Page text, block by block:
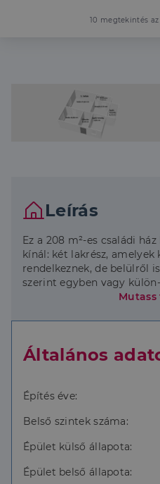
10 megtekintés
Leírás
Ez a 208 m²-es családi
kínál: két lakrész, amelyek
rendelkeznek, de belülről
szerint egyben vagy
világos, tágas helyiségek
önálló lakóegységként,
vagy otthoni
tereket kínál, ahol a
számára.
Lakrészek:
Általános
Építés éve:
Belső szintek száma:
Épület külső állapota:
Épület belső állapota: